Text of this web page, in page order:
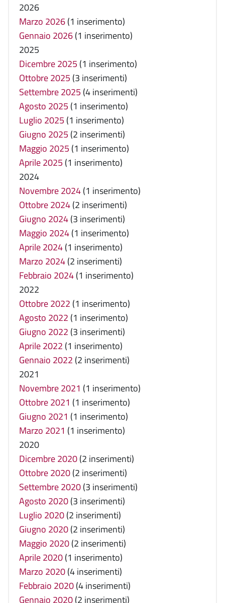
2026
Marzo 2026(1 inserimento)
Gennaio 2026(1 inserimento)
2025
Dicembre 2025 (1 inserimento)
Ottobre 2025 (3 inserimenti)
Settembre 2025 (4 inserimenti)
Agosto 2025 (1 inserimento)
Luglio 2025 (1 inserimento)
Giugno 2025 (2 inserimenti)
Maggio 2025 (1 inserimento)
Aprile 2025 (1 inserimento)
2024
Novembre 2024(1 inserimento)
Ottobre 2024(2 inserimenti)
Giugno 2024(3 inserimenti)
Maggio 2024(1 inserimento)
Aprile 2024(1 inserimento)
Marzo 2024(2 inserimenti)
Febbraio 2024(1 inserimento)
2022
Ottobre 2022 (1 inserimento)
Agosto 2022 (1 inserimento)
Giugno 2022 (3 inserimenti)
Aprile 2022 (1 inserimento)
Gennaio 2022 (2 inserimenti)
2021
Novembre 2021 (1 inserimento)
Ottobre 2021 (1 inserimento)
Giugno 2021 (1 inserimento)
Marzo 2021 (1 inserimento)
2020
Dicembre 2020(2 inserimenti)
Ottobre 2020(2 inserimenti)
Settembre 2020(3 inserimenti)
Agosto 2020(3 inserimenti)
Luglio 2020(2 inserimenti)
Giugno 2020(2 inserimenti)
Maggio 2020(2 inserimenti)
Aprile 2020(1 inserimento)
Marzo 2020(4 inserimenti)
Febbraio 2020(4 inserimenti)
Gennaio 2020(2 inserimenti)